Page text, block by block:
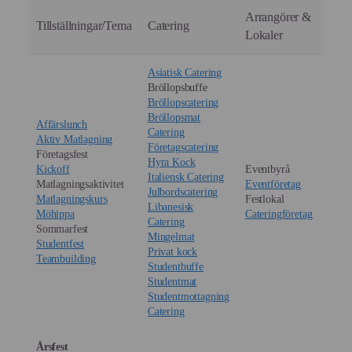
Tillställningar/Tema Catering
Arrangörer &
Lokaler
Affärslunch
Aktiv Matlagning
Företagsfest
Kickoff
Matlagningsaktivitet
Matlagningskurs
Möhippa
Sommarfest
Studentfest
Teambuilding
Asiatisk Catering
Bröllopsbuffe
Bröllopscatering
Bröllopsmat
Catering
Företagscatering
Hyra Kock
Italiensk Catering
Julbordscatering
Libanesisk
Catering
Mingelmat
Privat kock
Studentbuffe
Studentmat
Studentmottagning
Catering
Eventbyrå
Eventföretag
Festlokal
Cateringföretag
Årsfest